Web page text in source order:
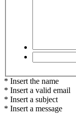
* Insert the name
* Insert a valid email
* Insert a subject
* Insert a message